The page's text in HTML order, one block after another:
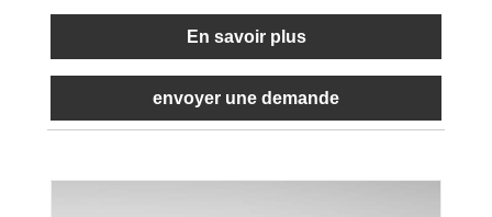
En savoir plus
envoyer une demande